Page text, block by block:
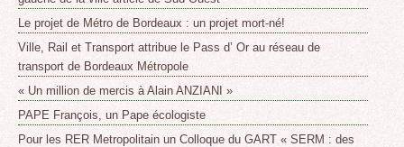
Le projet de Métro de Bordeaux : un projet mort-né!
Ville, Rail et Transport attribue le Pass d’ Or au réseau de
transport de Bordeaux Métropole
« Un million de mercis à Alain ANZIANI »
PAPE François, un Pape écologiste
Pour les RER Metropolitain un Colloque du GART « SERM : des